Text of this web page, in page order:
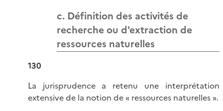
c. Définition des activités de
recherche ou d'extraction de
ressources naturelles
130
La jurisprudence a retenu une interprétation
extensive de la notion de « ressources naturelles ».